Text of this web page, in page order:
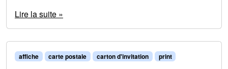
Lire la suite »
affiche carte postale carton d'invitation print